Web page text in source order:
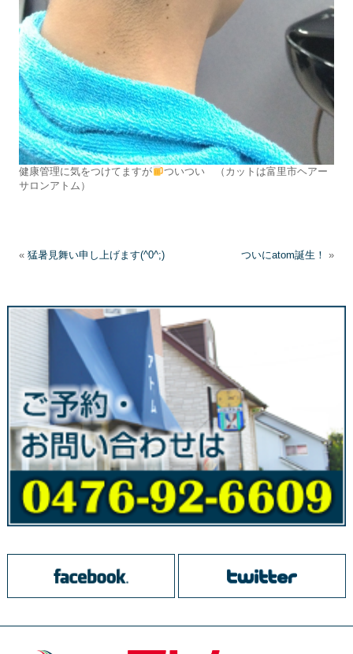
健康管理に気をつけてますが
ついつい （カットは富里市ヘアー
サロンアトム）
« 猛暑見舞い申し上げます(^0^;) ついにatom誕生！ »